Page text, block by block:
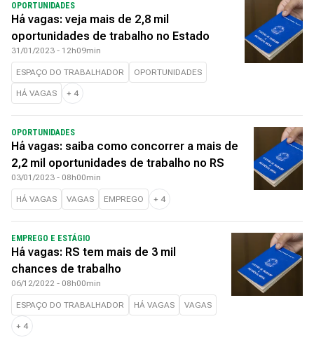
OPORTUNIDADES
Há vagas: veja mais de 2,8 mil
oportunidades de trabalho no Estado
31/01/2023 - 12h09min
ESPAÇO DO TRABALHADOR OPORTUNIDADES
HÁ VAGAS + 4
OPORTUNIDADES
Há vagas: saiba como concorrer a mais de
2,2 mil oportunidades de trabalho no RS
03/01/2023 - 08h00min
HÁ VAGAS VAGAS EMPREGO + 4
EMPREGO E ESTÁGIO
Há vagas: RS tem mais de 3 mil
chances de trabalho
06/12/2022 - 08h00min
ESPAÇO DO TRABALHADOR HÁ VAGAS VAGAS
+ 4